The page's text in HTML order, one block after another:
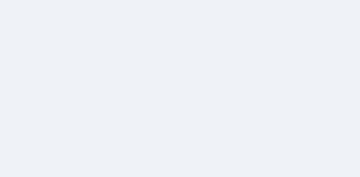
かいまき（掻巻き）超完全ガ
【最新版】掛け布団の選び方“
【アシストステッパー】ハン